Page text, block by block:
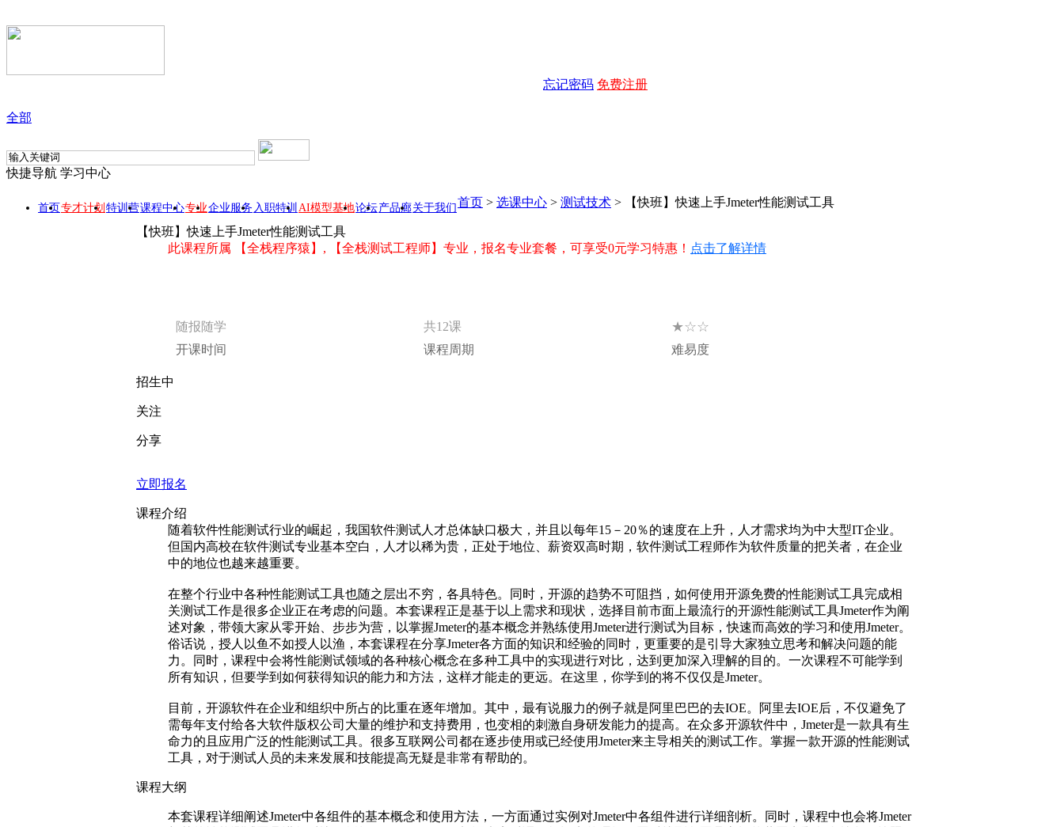
忘记密码 免费注册
全部
快捷导航 学习中心
首页专才计划 特训营课程中心专业企业服务 入职特训 AI模型基地论坛产品廊关于我们首页 > 选课中心 > 测试技术 > 【快班】快速上手Jmeter性能测试工具
【快班】快速上手Jmeter性能测试工具
随报随学
开课时间
招生中
立即报名
课程介绍
随着软件性能测试行业的崛起，我国软件测试人才总体缺口极大，并且以每年15－20％的速度在上升，人才需求均为中大型IT企业。
但国内高校在软件测试专业基本空白，人才以稀为贵，正处于地位、薪资双高时期，软件测试工程师作为软件质量的把关者，在企业
中的地位也越来越重要。
在整个行业中各种性能测试工具也随之层出不穷，各具特色。同时，开源的趋势不可阻挡，如何使用开源免费的性能测试工具完成相
关测试工作是很多企业正在考虑的问题。本套课程正是基于以上需求和现状，选择目前市面上最流行的开源性能测试工具Jmeter作为阐
述对象，带领大家从零开始、步步为营，以掌握Jmeter的基本概念并熟练使用Jmeter进行测试为目标，快速而高效的学习和使用Jmeter。
力。同时，课程中会将性能测试领域的各种核心概念在多种工具中的实现进行对比，达到更加深入理解的目的。一次课程不可能学到